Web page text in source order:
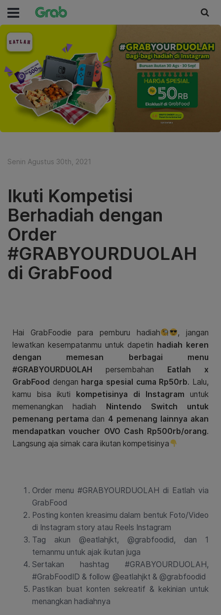
Senin Agustus 30th, 2021
Ikuti Kompetisi
Berhadiah dengan
Order
#GRABYOURDUOLAH
di GrabFood
Hai GrabFoodie para pemburu hadiah
, jangan
lewatkan kesempatanmu untuk dapetin hadiah keren
dengan memesan berbagai menu
#GRABYOURDUOLAH persembahan Eatlah x
GrabFood dengan harga spesial cuma Rp50rb. Lalu,
kamu bisa ikuti kompetisinya di Instagram untuk
memenangkan hadiah Nintendo Switch untuk
pemenang pertama dan 4 pemenang lainnya akan
mendapatkan voucher OVO Cash Rp500rb/orang.
Langsung aja simak cara ikutan kompetisinya
Order menu #GRABYOURDUOLAH di Eatlah via
GrabFood
Posting konten kreasimu dalam bentuk Foto/Video
di Instagram story atau Reels Instagram
Tag akun @eatlahjkt, @grabfoodid, dan 1
temanmu untuk ajak ikutan juga
Sertakan hashtag #GRABYOURDUOLAH,
#GrabFoodID & follow @eatlahjkt & @grabfoodid
Pastikan buat konten sekreatif & kekinian untuk
menangkan hadiahnya